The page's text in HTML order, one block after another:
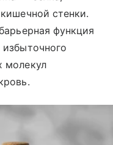
стенки.
функция
молекул